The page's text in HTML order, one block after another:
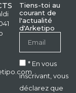
Tiens-toi au
courant de
l'actualité
d'Arketipo
* En vous
inscrivant, vous
déclarez que